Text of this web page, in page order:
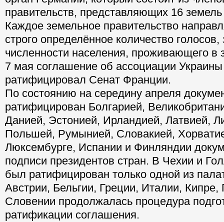
правительств, представляющих 16
Каждое земельное правительство
строго определённое количество
численности населения, проживающего в
7 мая соглашение об ассоциации
ратифицировал Сенат Франции.
По состоянию на середину апреля
ратифицирован Болгарией,
Данией, Эстонией, Ирландией, Латвией,
Польшей, Румынией, Словакией,
Люксембурге, Испании и Финляндии
подписи президентов стран. В Чехии и
был ратифицирован только одной из
Австрии, Бельгии, Греции, Италии, Кипре,
Словении продолжалась процедура
ратификации соглашения.